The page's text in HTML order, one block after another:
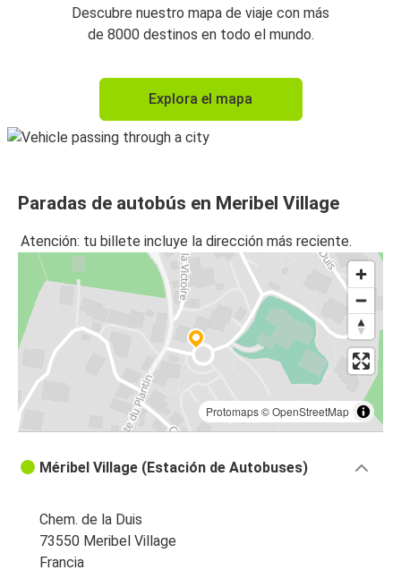
Descubre nuestro mapa de viaje con más
de 8000 destinos en todo el mundo.
Explora el mapa
Paradas de autobús en Meribel Village
Atención: tu billete incluye la dirección más reciente.
Protomaps©OpenStreetMap
Méribel Village (Estación de Autobuses)
Chem. de la Duis
73550 Meribel Village
Francia